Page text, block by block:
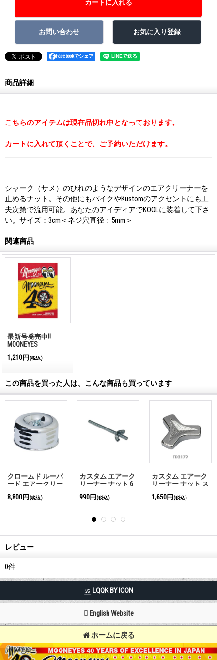
Facebookでシェア
商品詳細
こちらのアイテムは現在品切れ中となっております。
カートに入れて頂くことで、ご予約いただけます。
シャーク（サメ）のひれのようなデザインのエアクリーナーを
止めるナット。その他にもバイクやKustomのアクセントにも工
夫次第で流用可能。あなたのアイディアでKOOLに装着して下さ
い。サイズ：3cm＜ネジ穴直径：5mm＞
関連商品
最新号発売中!!
MQQNEYES
Magazine No.28 2026
1,210円(税込)
この商品を買った人は、こんな商品も買っています
ム エアーク
ー ナット ス
円(税込)
クロームド ルーバ
ード エアークリー
5,500円(税込)
クロームド ルーバ
ード エアークリー
35,200円(税込)
ク
ー
レビュー
0件
LQQK BY ICON
English Website
ホームに戻る
Copyright (C) MOON OF JAPAN, INC. All Rights Reserved.